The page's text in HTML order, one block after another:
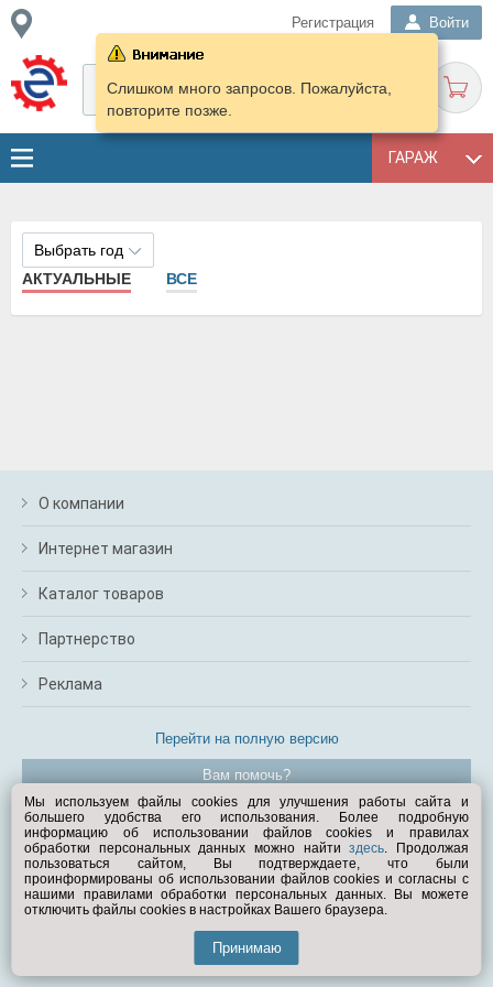
Регистрация Войти
ГАРАЖ
Слишком много запросов. Пожалуйста,
повторите позже.
Выбрать год
АКТУАЛЬНЫЕ
ВСЕ
О компании
Интернет магазин
Каталог товаров
Партнерство
Реклама
Перейти на полную версию
Вам помочь?
© Exist.ru 1998—2026
Мы используем файлы cookies для улучшения работы сайта и
большего удобства его использования. Более подробную
информацию об использовании файлов cookies и правилах
обработки персональных данных можно найтиздесь. Продолжая
пользоваться сайтом, Вы подтверждаете, что были
проинформированы об использовании файлов cookies и согласны с
нашими правилами обработки персональных данных. Вы можете
отключить файлы cookies в настройках Вашего браузера.
Принимаю